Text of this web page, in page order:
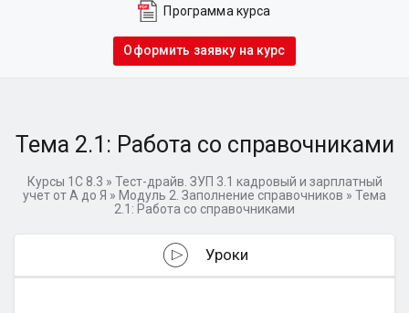
Программа курса
Оформить заявку на курс
Тема 2.1: Работа со справочниками
Курсы 1С 8.3 » Тест-драйв. ЗУП 3.1 кадровый и зарплатный
учет от А до Я » Модуль 2. Заполнение справочников » Тема
2.1: Работа со справочниками
Уроки